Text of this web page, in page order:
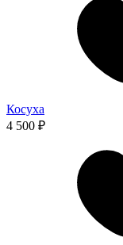
Косуха
4 500 ₽